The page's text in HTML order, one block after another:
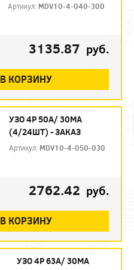
Артикул: MDV10-4-040-300
3135.87 руб.
В КОРЗИНУ
УЗО 4P 50А/ 30МА
(4/24ШТ) - ЗАКАЗ
Артикул: MDV10-4-050-030
2762.42 руб.
В КОРЗИНУ
УЗО 4P 63А/ 30МА